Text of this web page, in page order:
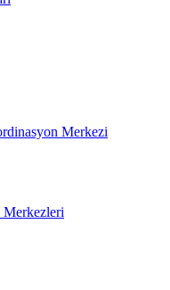
Merkezi
Merkezleri